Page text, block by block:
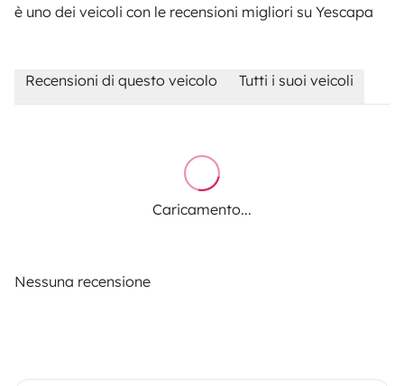
è uno dei veicoli con le recensioni migliori su Yescapa
Recensioni di questo veicolo Tutti i suoi veicoli
Caricamento...
Nessuna recensione